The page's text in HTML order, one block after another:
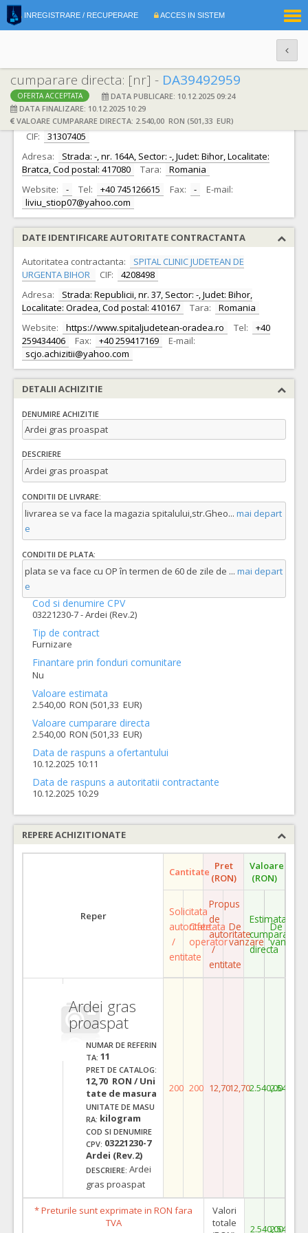
INREGISTRARE / RECUPERARE ACCES IN SISTEM
cumparare directa: [nr] - DA39492959
OFERTA ACCEPTATA
DATA PUBLICARE: 10.12.2025 09:24
DATA FINALIZARE: 10.12.2025 10:29
VALOARE CUMPARARE DIRECTA: 2.540,00 RON (501,33 EUR)
DATE IDENTIFICARE OFERTANT
Ofertant: STIOP LIVIU CRISTIN INTREPRINDERE INDIVIDUALA -
CIF:
31307405
Adresa:
Strada: -, nr. 164A, Sector: -, Judet: Bihor, Localitate:
Bratca, Cod postal: 417080
Tara:
Romania
Website:
- Tel: +40 745126615 Fax: -
E-mail:
liviu_stiop07@yahoo.com
DATE IDENTIFICARE AUTORITATE CONTRACTANTA
Autoritatea contractanta:
SPITAL CLINIC JUDETEAN DE
URGENTA BIHOR
CIF:
4208498
Adresa:
Strada: Republicii, nr. 37, Sector: -, Judet: Bihor,
Localitate: Oradea, Cod postal: 410167
Tara:
Romania
Website:
https://www.spitaljudetean-oradea.ro Tel:
+40
259434406
Fax: +40 259417169
E-mail:
scjo.achizitii@yahoo.com
DETALII ACHIZITIE
DENUMIRE ACHIZITIE
Ardei gras proaspat
DESCRIERE
Ardei gras proaspat
CONDITII DE LIVRARE:
livrarea se va face la magazia spitalului,str.Gheo... mai depart
e
CONDITII DE PLATA:
plata se va face cu OP în termen de 60 de zile de ... mai depart
e
Cod si denumire CPV
03221230-7 - Ardei (Rev.2)
Tip de contract
Furnizare
Finantare prin fonduri comunitare
Nu
Valoare estimata
2.540,00 RON (501,33 EUR)
Valoare cumparare directa
2.540,00 RON (501,33 EUR)
Data de raspuns a ofertantului
10.12.2025 10:11
Data de raspuns a autoritatii contractante
10.12.2025 10:29
REPERE ACHIZITIONATE
Reper
Cantitate Pret
(RON)
Valoare
(RON)
Solicitata
autoritate
/
entitate
Ofertata
operator
Propus
de
autoritate
/
entitate
De
vanzare
Estimata
cumparare
directa
De
vanzare
Ardei gras
proaspat
NUMAR DE REFERIN
TA: 11
PRET DE CATALOG:
12,70 RON / Uni
tate de masura
UNITATE DE MASU
RA: kilogram
COD SI DENUMIRE
CPV: 03221230-7
Ardei (Rev.2)
DESCRIERE: Ardei
gras proaspat
200 200 12,7012,702.540,002.540,00
* Preturile sunt exprimate in RON fara
TVA
Valori
totale
2.540,002.540,00